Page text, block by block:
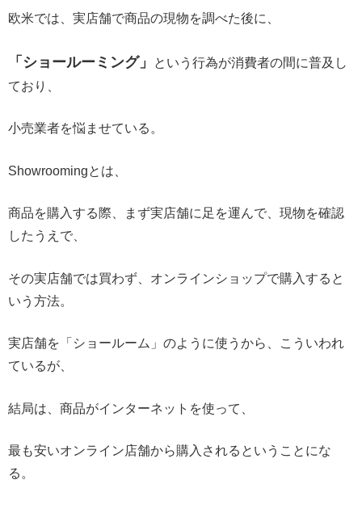
欧米では、実店舗で商品の現物を調べた後に、
「ショールーミング」
という行為が消費者の間に普及し
ており、
小売業者を悩ませている。
Showroomingとは、
商品を購入する際、まず実店舗に足を運んで、現物を確認
したうえで、
その実店舗では買わず、オンラインショップで購入すると
いう方法。
実店舗を「ショールーム」のように使うから、こういわれ
ているが、
結局は、商品がインターネットを使って、
最も安いオンライン店舗から購入されるということにな
る。